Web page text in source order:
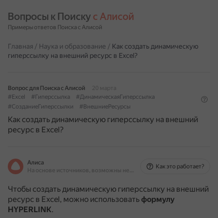
Вопросы к Поиску с Алисой
Примеры ответов Поиска с Алисой
Главная / Наука и образование / Как создать динамическую
гиперссылку на внешний ресурс в Excel?
Вопрос для Поиска с Алисой
20 марта
#Excel
#Гиперссылка
#ДинамическаяГиперссылка
#СозданиеГиперссылки
#ВнешниеРесурсы
Как создать динамическую гиперссылку на внешний
ресурс в Excel?
Алиса
На основе источников, возможны неточности
Как это работает?
Чтобы создать динамическую гиперссылку на внешний
ресурс в Excel, можно использовать формулу
HYPERLINK.